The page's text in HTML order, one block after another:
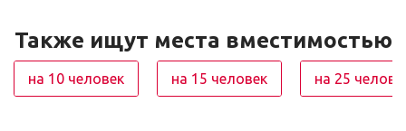
Также ищут места вместимостью
на 10 человек на 15 человек на 25